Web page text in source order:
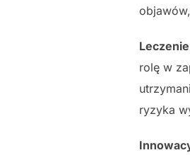
rolę w
ryzyka